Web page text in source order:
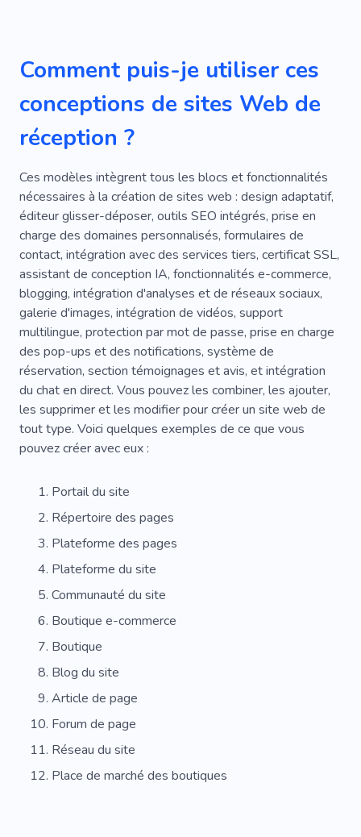
Tierce Personne
Activité De Formation
Bloguer
Inhabituel Monde
Abonnés
Avion
Comment puis-je utiliser ces
conceptions de sites Web de
réception ?
Ces modèles intègrent tous les blocs et fonctionnalités
nécessaires à la création de sites web : design adaptatif,
éditeur glisser-déposer, outils SEO intégrés, prise en
charge des domaines personnalisés, formulaires de
contact, intégration avec des services tiers, certificat SSL,
assistant de conception IA, fonctionnalités e-commerce,
blogging, intégration d'analyses et de réseaux sociaux,
galerie d'images, intégration de vidéos, support
multilingue, protection par mot de passe, prise en charge
des pop-ups et des notifications, système de
réservation, section témoignages et avis, et intégration
du chat en direct. Vous pouvez les combiner, les ajouter,
les supprimer et les modifier pour créer un site web de
tout type. Voici quelques exemples de ce que vous
pouvez créer avec eux :
Portail du site
Répertoire des pages
Plateforme des pages
Plateforme du site
Communauté du site
Boutique e-commerce
Boutique
Blog du site
Article de page
Forum de page
Réseau du site
Place de marché des boutiques